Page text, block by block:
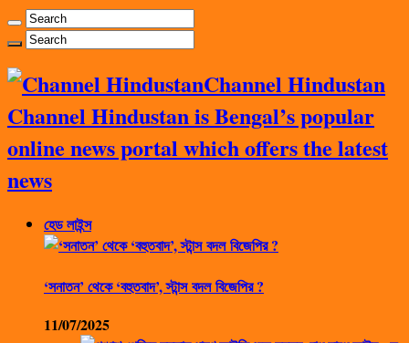
Channel Hindustan
Channel Hindustan is Bengal’s popular
online news portal which offers the latest
news
হেড লাইন্স
‘সনাতন’ থেকে ‘বহুতবাদ’, স্টান্স বদল বিজেপির ?
11/07/2025